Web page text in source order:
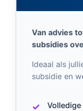
Van advies
subsidies
Ideaal als
subsidie en